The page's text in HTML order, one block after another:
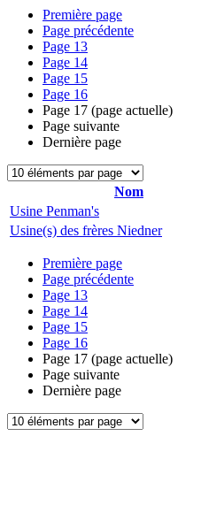
Première page
Page précédente
Page 13
Page 14
Page 15
Page 16
Page 17 (page actuelle)
Page suivante
Dernière page
Nom
Usine Penman's
Usine(s) des frères Niedner
Première page
Page précédente
Page 13
Page 14
Page 15
Page 16
Page 17 (page actuelle)
Page suivante
Dernière page